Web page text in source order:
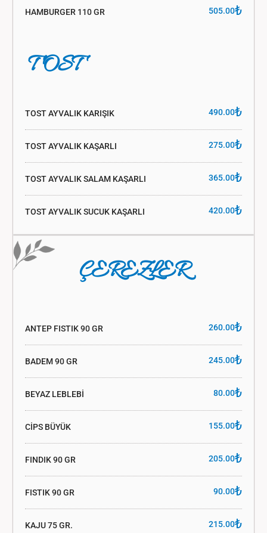
HAMBURGER 110 GR 505.00₺
TOST
TOST AYVALIK KARIŞIK 490.00₺
TOST AYVALIK KAŞARLI 275.00₺
TOST AYVALIK SALAM KAŞARLI 365.00₺
TOST AYVALIK SUCUK KAŞARLI 420.00₺
ÇEREZLER
ANTEP FISTIK 90 GR 260.00₺
BADEM 90 GR 245.00₺
BEYAZ LEBLEBİ 80.00₺
CİPS BÜYÜK 155.00₺
FINDIK 90 GR 205.00₺
FISTIK 90 GR 90.00₺
KAJU 75 GR. 215.00₺